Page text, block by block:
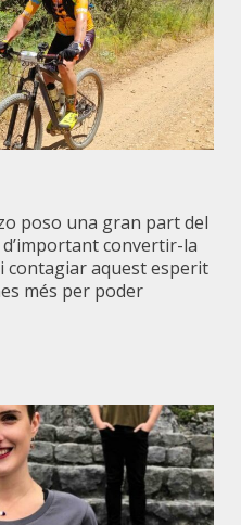
poso una gran part del
convertir-la
contagiar aquest esperit
més per poder